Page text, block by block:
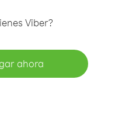
Viber?
ahora